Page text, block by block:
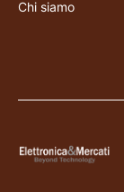
Chi siamo